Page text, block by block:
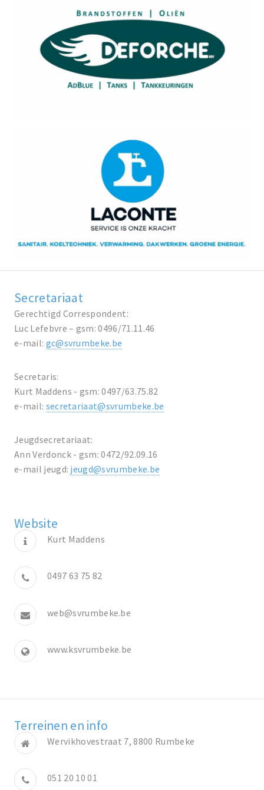
Secretariaat
Gerechtigd Correspondent:
Luc Lefebvre – gsm: 0496/71.11.46
e-mail: gc@svrumbeke.be
Secretaris:
Kurt Maddens - gsm: 0497/63.75.82
e-mail: secretariaat@svrumbeke.be
Jeugdsecretariaat:
Ann Verdonck - gsm: 0472/92.09.16
e-mail jeugd: jeugd@svrumbeke.be
Website
Kurt Maddens
0497 63 75 82
web@svrumbeke.be
www.ksvrumbeke.be
Terreinen en info
Wervikhovestraat 7, 8800 Rumbeke
051 20 10 01